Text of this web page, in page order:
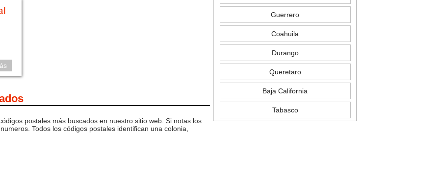
postales más buscados en nuestro sitio web. Si notas los
Todos los códigos postales identifican una colonia,
Guerrero
Coahuila
Durango
Queretaro
Baja California
Tabasco